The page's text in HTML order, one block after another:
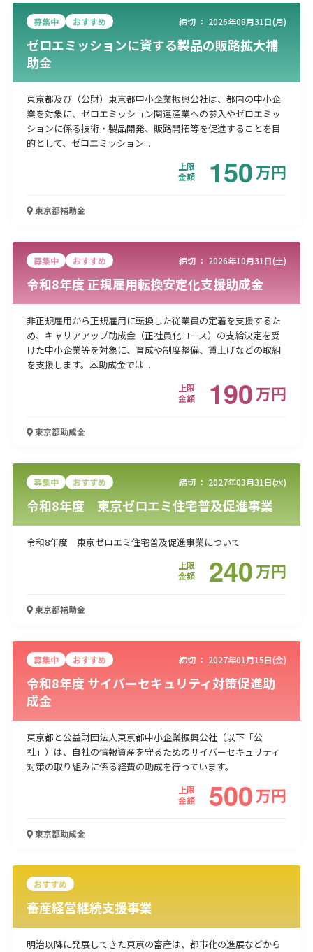
募集中 おすすめ 締切 ： 2026年08月31日(月)
ゼロエミッションに資する製品の販路拡大補
助金
東京都及び（公財）東京都中小企業振興公社は、都内の中小企
業を対象に、ゼロエミッション関連産業への参入やゼロエミッ
ションに係る技術・製品開発、販路開拓等を促進することを目
的として、ゼロエミッション...
上限
金額
150万円
東京都補助金
募集中 おすすめ 締切 ： 2026年10月31日(土)
令和8年度 正規雇用転換安定化支援助成金
非正規雇用から正規雇用に転換した従業員の定着を支援するた
め、キャリアアップ助成金（正社員化コース）の支給決定を受
けた中小企業等を対象に、育成や制度整備、賃上げなどの取組
を支援します。本助成金では...
上限
金額
190万円
東京都助成金
募集中 おすすめ 締切 ： 2027年03月31日(水)
令和8年度 東京ゼロエミ住宅普及促進事業
令和8年度 東京ゼロエミ住宅普及促進事業について
上限
金額
240万円
東京都補助金
募集中 おすすめ 締切 ： 2027年01月15日(金)
令和8年度 サイバーセキュリティ対策促進助
成金
東京都と公益財団法人東京都中小企業振興公社（以下「公
社」）は、自社の情報資産を守るためのサイバーセキュリティ
対策の取り組みに係る経費の助成を行っています。
上限
金額
500万円
東京都助成金
おすすめ
畜産経営継続支援事業
明治以降に発展してきた東京の畜産は、都市化の進展などから